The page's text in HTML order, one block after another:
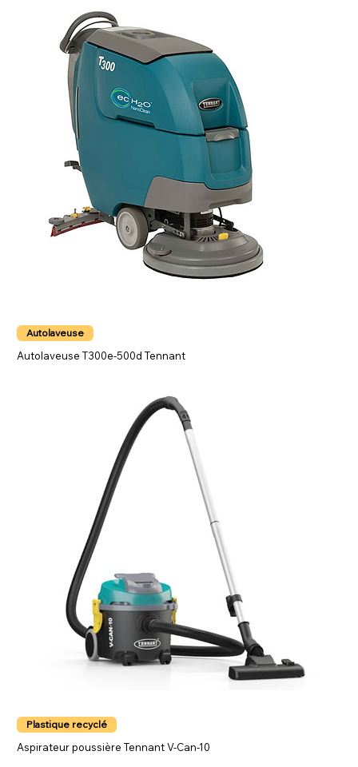
Autolaveuse
Autolaveuse T300e-500d Tennant
Plastique recyclé
Aspirateur poussière Tennant V-Can-10